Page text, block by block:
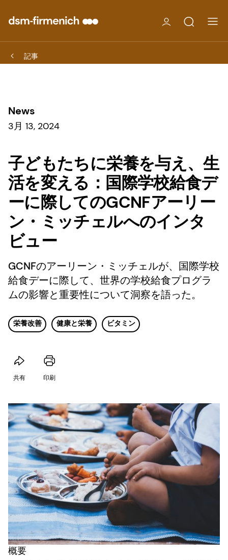
記事
News
3月 13, 2024
子どもたちに栄養を与え、生
活を変える：国際学校給食デ
ーに際してのGCNFアーリー
ン・ミッチェルへのインタ
ビュー
GCNFのアーリーン・ミッチェルが、国際学校
給食デーに際して、世界の学校給食プログラ
ムの影響と重要性について洞察を語った。
栄養改善 健康と栄養 ビタミン
共有 印刷
概要